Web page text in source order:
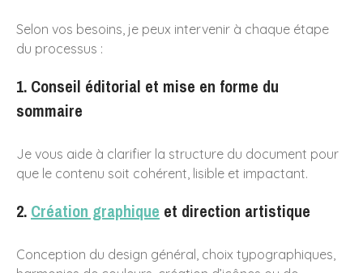
Site de WordPress-FR
Selon vos besoins, je peux intervenir à chaque étape
du processus :
1. Conseil éditorial et mise en forme du
sommaire
Je vous aide à clarifier la structure du document pour
que le contenu soit cohérent, lisible et impactant.
2. Création graphique et direction artistique
Conception du design général, choix typographiques,